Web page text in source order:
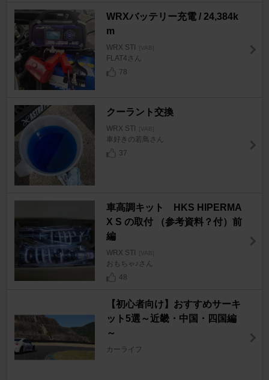
WRXバッテリー充電 / 24,384k
m
WRX STI [VAB]
FLAT4さん
78
クーラント交換
WRX STI [VAB]
車好きの若鳥さん
37
車高調キット HKS HIPERMA
X S の取付 （参考資料？付）前
編
WRX STI [VAB]
おもちゃ♪さん
48
【初心者向け】おすすめサーキ
ット5選～近畿・中国・四国編
～
カーライフ